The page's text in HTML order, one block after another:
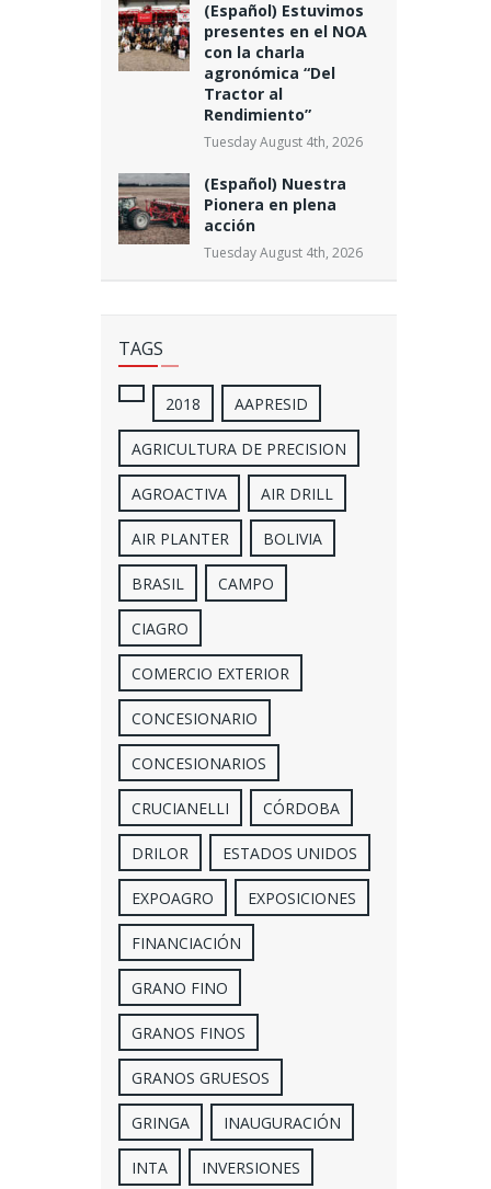
(Español) Estuvimos
presentes en el NOA
con la charla
agronómica “Del
Tractor al
Rendimiento”
Tuesday August 4th, 2026
(Español) Nuestra
Pionera en plena
acción
Tuesday August 4th, 2026
TAGS
2018 AAPRESID
AGRICULTURA DE PRECISION
AGROACTIVA AIR DRILL
AIR PLANTER BOLIVIA
BRASIL CAMPO
CIAGRO
COMERCIO EXTERIOR
CONCESIONARIO
CONCESIONARIOS
CRUCIANELLI CÓRDOBA
DRILOR ESTADOS UNIDOS
EXPOAGRO EXPOSICIONES
FINANCIACIÓN
GRANO FINO
GRANOS FINOS
GRANOS GRUESOS
GRINGA INAUGURACIÓN
INTA INVERSIONES